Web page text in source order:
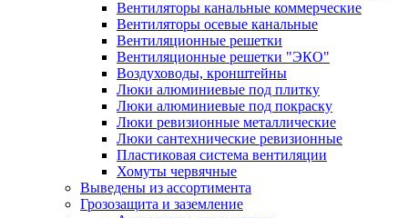
Вентиляторы канальные коммерческие
Вентиляторы осевые канальные
Вентиляционные решетки
Вентиляционные решетки "ЭКО"
Воздуховоды, кронштейны
Люки алюминиевые под плитку
Люки алюминиевые под покраску
Люки ревизионные металлические
Люки сантехнические ревизионные
Пластиковая система вентиляции
Хомуты червячные
Выведены из ассортимента
Грозозащита и заземление